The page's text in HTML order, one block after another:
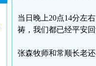
当日晚上20点14分左
祷，我们都已经平安回
张森牧师和常顺长老